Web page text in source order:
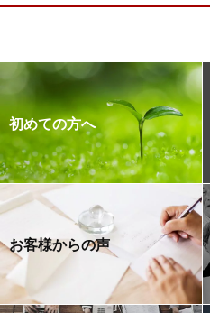
初めての方へ
お客様からの声